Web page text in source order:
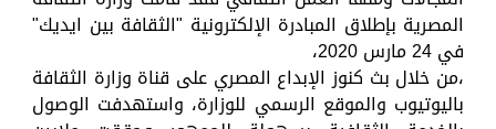
المصرية بإطلاق المبادرة الإلكترونية "الثقافة بين ايديك"
في 24 مارس 2020،
،من خلال بث كنوز الإبداع المصري على قناة وزارة الثقافة
باليوتيوب والموقع الرسمي للوزارة، واستهدفت الوصول